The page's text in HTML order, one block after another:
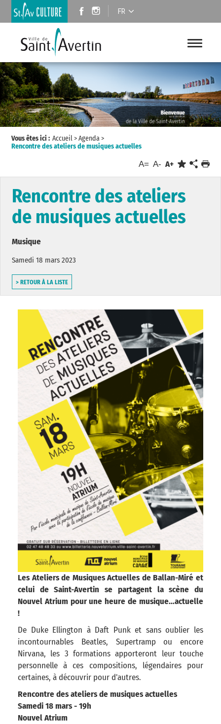
FR
Vous êtes ici : Accueil>Agenda>
Rencontre des ateliers de musiques actuelles
A= A- A+
Rencontre des ateliers
de musiques actuelles
Musique
Samedi 18 mars 2023
> RETOUR À LA LISTE
Les Ateliers de Musiques Actuelles de Ballan-Miré et
celui de Saint-Avertin se partagent la scène du
Nouvel Atrium pour une heure de musique…actuelle
!
De Duke Ellington à Daft Punk et sans oublier les
incontournables Beatles, Supertramp ou encore
Nirvana, les 3 formations apporteront leur touche
personnelle à ces compositions, légendaires pour
certaines, à découvrir pour d'autres.
Rencontre des ateliers de musiques actuelles
Samedi 18 mars - 19h
Nouvel Atrium